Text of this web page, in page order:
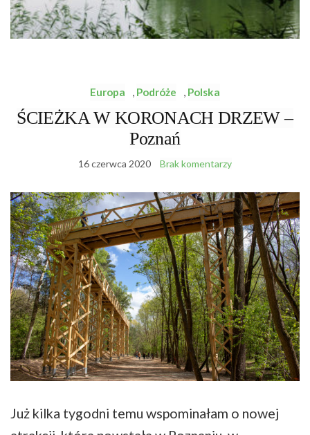
Europa , Podróże , Polska
ŚCIEŻKA W KORONACH DRZEW –
Poznań
16 czerwca 2020 Brak komentarzy
Już kilka tygodni temu wspominałam o nowej